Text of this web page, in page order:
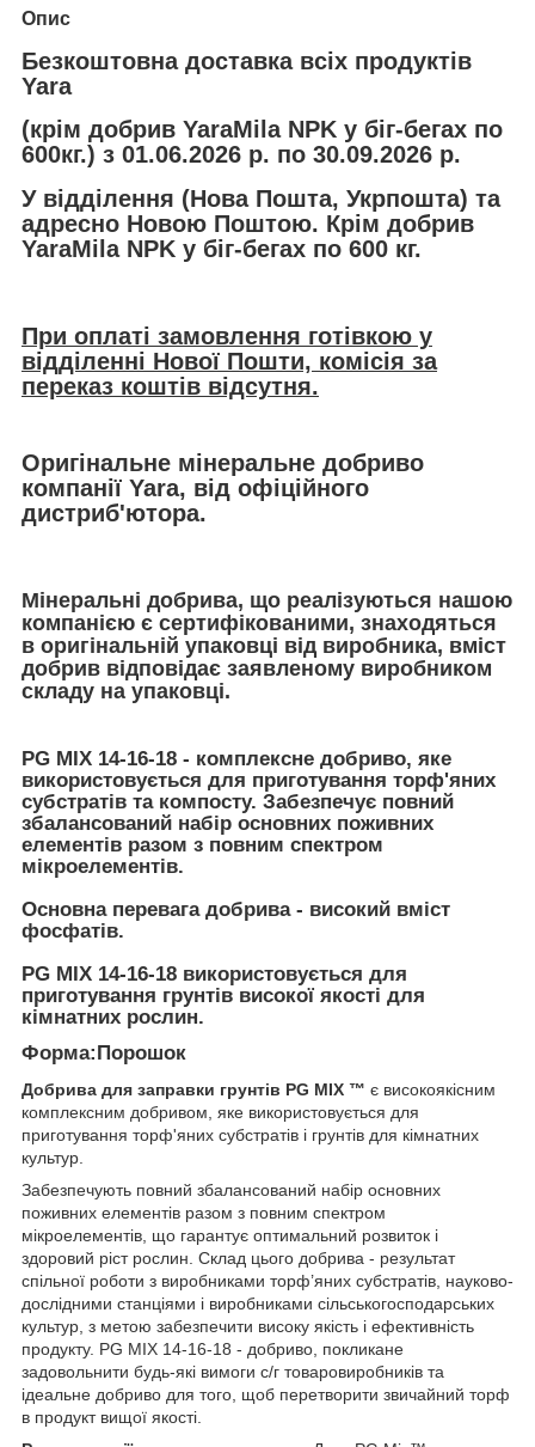
Опис
Безкоштовна доставка всіх продуктів
Yara
(крім добрив YaraMila NPK у біг-бегах по
600кг.) з 01.06.2026 р. по 30.09.2026 р.
У відділення (Нова Пошта, Укрпошта) та
адресно Новою Поштою. Крім добрив
YaraMila NPK у біг-бегах по 600 кг.
При оплаті замовлення готівкою у
відділенні Нової Пошти, комісія за
переказ коштів відсутня.
Оригінальне мінеральне добриво
компанії Yara, від офіційного
дистриб'ютора.
Мінеральні добрива, що реалізуються нашою
компанією є сертифікованими, знаходяться
в оригінальній упаковці від виробника, вміст
добрив відповідає заявленому виробником
складу на упаковці.
PG MIX 14-16-18 - комплексне добриво, яке
використовується для приготування торф'яних
субстратів та компосту. Забезпечує повний
збалансований набір основних поживних
елементів разом з повним спектром
мікроелементів.
Основна перевага добрива - високий вміст
фосфатів.
PG MIX 14-16-18 використовується для
приготування грунтів високої якості для
кімнатних рослин.
Форма:Порошок
Добрива для заправки грунтів PG MIX ™ є високоякісним
комплексним добривом, яке використовується для
приготування торф'яних субстратів і грунтів для кімнатних
культур.
Забезпечують повний збалансований набір основних
поживних елементів разом з повним спектром
мікроелементів, що гарантує оптимальний розвиток і
здоровий ріст рослин. Склад цього добрива - результат
спільної роботи з виробниками торф’яних субстратів, науково-
дослідними станціями і виробниками сільськогосподарських
культур, з метою забезпечити високу якість і ефективність
продукту. PG MIX 14-16-18 - добриво, покликане
задовольнити будь-які вимоги с/г товаровиробників та
ідеальне добриво для того, щоб перетворити звичайний торф
в продукт вищої якості.